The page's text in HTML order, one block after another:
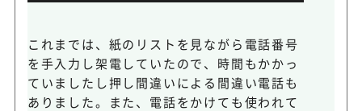
これまでは、紙のリストを見ながら電話番号
を手入力し架電していたので、時間もかかっ
ていましたし押し間違いによる間違い電話も
ありました。また、電話をかけても使われて